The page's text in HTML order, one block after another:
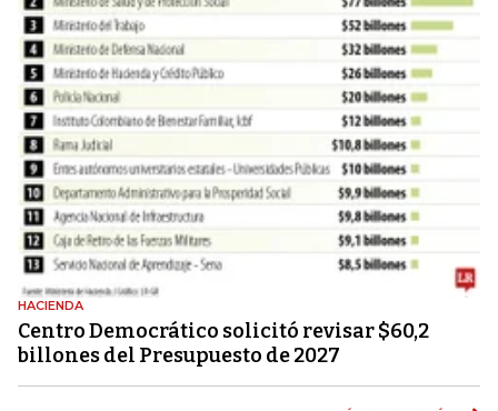
HACIENDA
Centro Democrático solicitó revisar $60,2
billones del Presupuesto de 2027